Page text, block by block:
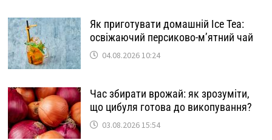
Як приготувати домашній Ice Tea:
освіжаючий персиково-м’ятний чай
04.08.2026 10:24
Час збирати врожай: як зрозуміти,
що цибуля готова до викопування?
03.08.2026 15:54